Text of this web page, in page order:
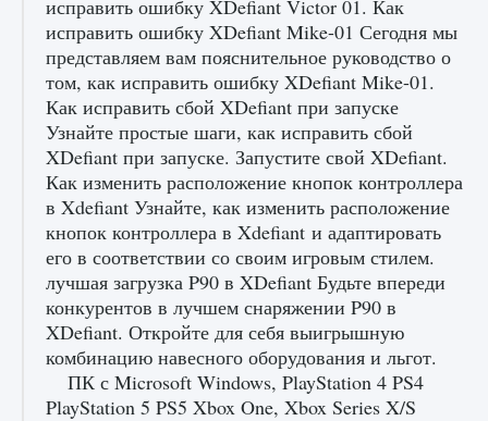
Как исправить текстовую ошибку
пользовательского интерфейса Delta
Force Hawk Ops
1 945 0
исправить ошибку XDefiant Victor 01. Как
исправить ошибку XDefiant Mike-01 Сегодня мы
представляем вам пояснительное руководство о
том, как исправить ошибку XDefiant Mike-01.
Как исправить сбой XDefiant при запуске
Узнайте простые шаги, как исправить сбой
XDefiant при запуске. Запустите свой XDefiant.
Как изменить расположение кнопок контроллера
в Xdefiant Узнайте, как изменить расположение
кнопок контроллера в Xdefiant и адаптировать
его в соответствии со своим игровым стилем.
лучшая загрузка P90 в XDefiant Будьте впереди
конкурентов в лучшем снаряжении P90 в
XDefiant. Откройте для себя выигрышную
комбинацию навесного оборудования и льгот.
ПК с Microsoft Windows, PlayStation 4 PS4
PlayStation 5 PS5 Xbox One, Xbox Series X/S